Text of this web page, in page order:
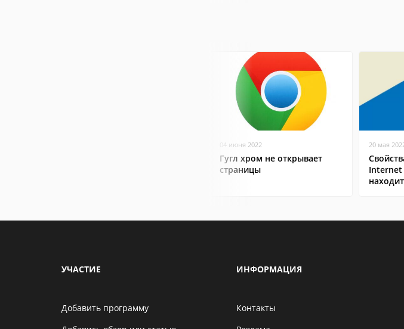
04 июня 2022
Гугл хром не открывает
страницы
20 мая
Internet
УЧАСТИЕ
Добавить программу
ИНФОРМАЦИЯ
Контакты